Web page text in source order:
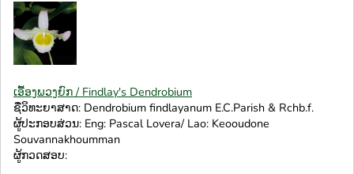
ເອື້ອງພວງຍົກ / Findlay's Dendrobium
ຊື່ວິທະຍາສາດ: Dendrobium findlayanum E.C.Parish & Rchb.f.
ຜູ້ປະກອບສ່ວນ: Eng: Pascal Lovera/ Lao: Keooudone
Souvannakhoumman
ຜູ້ກວດສອບ: